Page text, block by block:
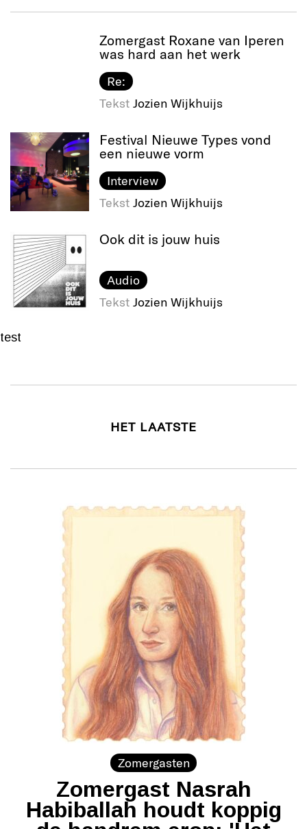
Zomergast Roxane van Iperen
was hard aan het werk
Re:
Tekst Jozien Wijkhuijs
Festival Nieuwe Types vond
een nieuwe vorm
Interview
Tekst Jozien Wijkhuijs
Ook dit is jouw huis
Audio
Tekst Jozien Wijkhuijs
test
HET LAATSTE
Zomergasten
Zomergast Nasrah
Habiballah houdt koppig